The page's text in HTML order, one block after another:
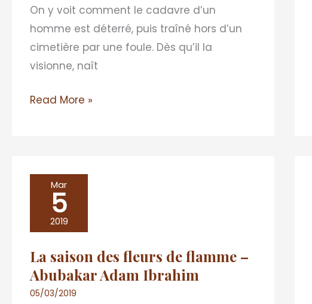
On y voit comment le cadavre d’un
homme est déterré, puis traîné hors d’un
cimetière par une foule. Dès qu’il la
visionne, naît
Read More »
Mar
5
2019
La saison des fleurs de flamme –
Abubakar Adam Ibrahim
05/03/2019
saison
de
flamme
–